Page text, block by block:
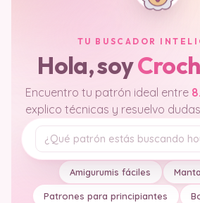
TU BUSCADOR
Hola, soy
Encuentro tu patrón ideal entre
explico técnicas y resuelvo
Tu pregunta
Amigurumis fáciles
Patrones para principiantes